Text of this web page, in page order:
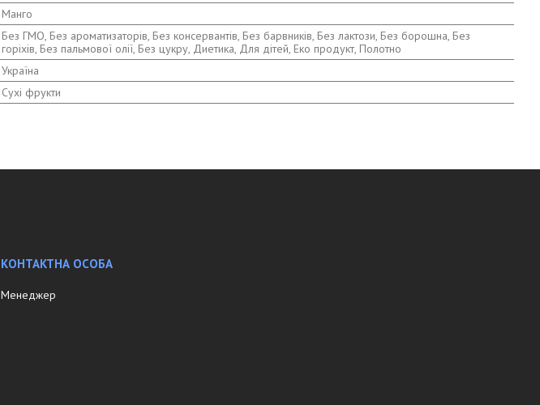
Манго
Без ГМО, Без ароматизаторів, Без консервантів, Без барвників, Без лактози, Без борошна, Без
горіхів, Без пальмової олії, Без цукру, Диетика, Для дітей, Еко продукт, Полотно
Україна
Сухі фрукти
Менеджер